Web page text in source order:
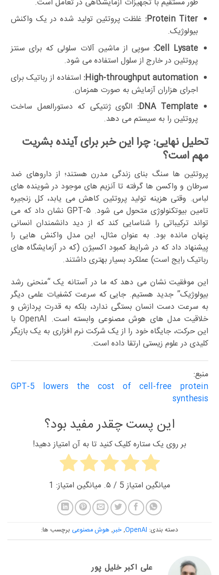
Protein Titer:غلظت پروتئین تولید شده در یک واکنش
بیولوژیک.
Cell Lysate:سوپی از ماشین آلات سلولی که برای سنتز
پروتئین در خارج از سلول استفاده می شود.
High-throughput automation: استفاده از رباتیک برای
اجرای هزاران آزمایش به صورت همزمان.
DNA Template:الگوی ژنتیکی که دستورالعمل ساخت
پروتئین را به سیستم می دهد.
تحلیل نهایی: چرا این خبر برای آینده بشریت
مهم است؟
پروتئین ها سنگ بنای زندگی مدرن هستند؛ از داروهای ضد
سرطان و واکسن ها گرفته تا آنزیم های موجود در شوینده های
لباس. وقتی هزینه تولید پروتئین کاهش می یابد، کل زنجیره
تامین بیوتکنولوژی متحول می شود. GPT-۵ نشان داد که می
تواند ترکیباتی را شناسایی کند که از دید دانشمندان انسانی
پنهان مانده بود. به عنوان مثال، این مدل واکنش هایی را
پیشنهاد داد که در شرایط کمبود اکسیژن (که در آزمایشگاه های
رباتیک رایج است) عملکرد بسیار بهتری داشتند.
این موفقیت نشان می دهد که ما در آستانه یک “منحنی رشد
بیولوژیک” جدید هستیم. جایی که سرعت کشفیات علمی دیگر
به سرعت دست انسان بستگی ندارد، بلکه به قدرت پردازش و
خلاقیت مدل های هوش مصنوعی وابسته است. OpenAI با
این حرکت، جایگاه خود را از یک شرکت نرم افزاری به یک بازیگر
کلیدی در علوم زیستی ارتقا داده است.
منبع:
GPT-5 lowers the cost of cell-free protein
synthesis
این پست چقدر مفید بود؟
بر روی یک ستاره کلیک کنید تا به آن امتیاز دهید!
میانگین امتیاز5 / ۵. میانگین امتیاز: 1
دسته بندی: OpenAI
,خبر, هوش مصنوعی برچسب ها:
علی اکبر خلیل پور